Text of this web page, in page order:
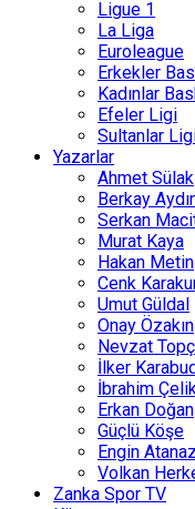
Ligue 1
La Liga
Euroleague
Erkekler
Kadınlar
Efeler Ligi
Sultanlar
Yazarlar
Ahmet Sülak
Berkay
Serkan
Murat Kaya
Hakan Metin
Cenk
Umut Güldal
Onay Özakın
Nevzat
İlker
İbrahim
Erkan Doğan
Güçlü Köşe
Engin Atanaz
Volkan
Zanka Spor TV